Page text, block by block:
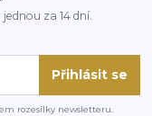
za 14 dní.
Přihlásit se
rozesílky newsletteru.